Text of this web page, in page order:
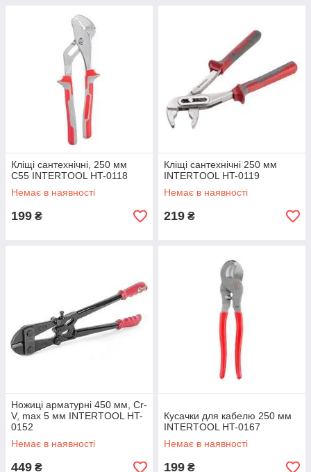
Кліщі сантехнічні, 250 мм
С55 INTERTOOL HT-0118
Немає в наявності
199 ₴
Кліщі сантехнічні 250 мм
INTERTOOL HT-0119
Немає в наявності
219 ₴
Ножиці арматурні 450 мм, Cr-
V, max 5 мм INTERTOOL HT-
0152
Немає в наявності
449 ₴
Кусачки для кабелю 250 мм
INTERTOOL HT-0167
Немає в наявності
199 ₴